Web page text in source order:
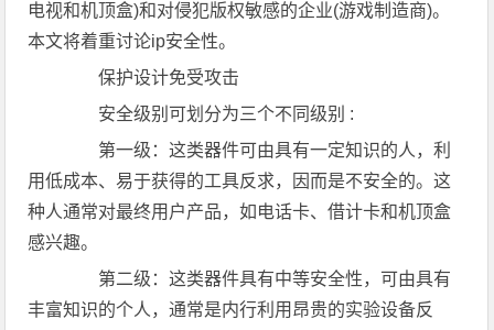
电视和机顶盒)和对侵犯版权敏感的企业(游戏制造商)。
本文将着重讨论ip安全性。
保护设计免受攻击
安全级别可划分为三个不同级别 :
第一级：这类器件可由具有一定知识的人，利
用低成本、易于获得的工具反求，因而是不安全的。这
种人通常对最终用户产品，如电话卡、借计卡和机顶盒
感兴趣。
第二级：这类器件具有中等安全性，可由具有
丰富知识的个人，通常是内行利用昂贵的实验设备反